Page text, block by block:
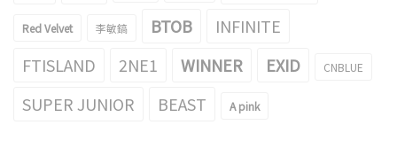
Red Velvet 李敏鎬 BTOB
INFINITE
FTISLAND
2NE1 WINNER EXID CNBLUE
SUPER JUNIOR BEAST A pink